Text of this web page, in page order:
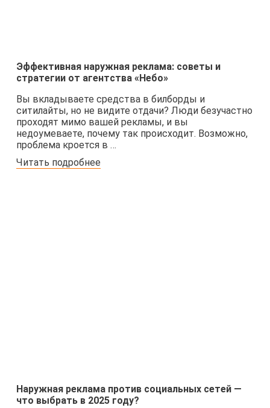
Эффективная наружная реклама: советы и
стратегии от агентства «Небо»
Вы вкладываете средства в билборды и
ситилайты, но не видите отдачи? Люди безучастно
проходят мимо вашей рекламы, и вы
недоумеваете, почему так происходит. Возможно,
проблема кроется в …
Читать подробнее
Наружная реклама против социальных сетей —
что выбрать в 2025 году?